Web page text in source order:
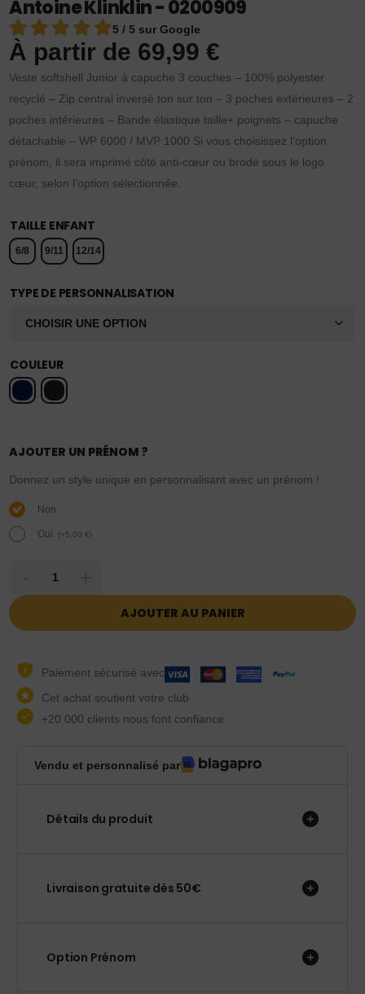
Antoine Klinklin - 0200909
5 / 5 sur Google
À partir de 69,99€
Veste softshell Junior à capuche 3 couches – 100% polyester
recyclé – Zip central inversé ton sur ton – 3 poches extérieures – 2
poches intérieures – Bande élastique taille+ poignets – capuche
détachable – WP 6000 / MVP 1000 Si vous choisissez l’option
prénom, il sera imprimé côté anti-cœur ou brodé sous le logo
cœur, selon l’option sélectionnée.
TAILLE ENFANT
6/8 9/11 12/14
TYPE DE PERSONNALISATION
COULEUR
AJOUTER UN PRÉNOM ?
Donnez un style unique en personnalisant avec un prénom !
Non
Oui. (+5,00€)
AJOUTER AU PANIER
Paiement sécurisé avec
Cet achat soutient votre club
+20 000 clients nous font confiance
Vendu et personnalisé par
Détails du produit
Livraison gratuite dès 50€
Option Prénom